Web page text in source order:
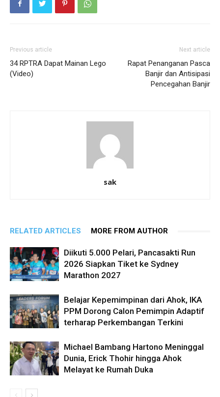
Previous article
34 RPTRA Dapat Mainan Lego
(Video)
Next article
Rapat Penanganan Pasca
Banjir dan Antisipasi
Pencegahan Banjir
sak
RELATED ARTICLES MORE FROM AUTHOR
Diikuti 5.000 Pelari, Pancasakti Run
2026 Siapkan Tiket ke Sydney
Marathon 2027
Belajar Kepemimpinan dari Ahok, IKA
PPM Dorong Calon Pemimpin Adaptif
terharap Perkembangan Terkini
Michael Bambang Hartono Meninggal
Dunia, Erick Thohir hingga Ahok
Melayat ke Rumah Duka